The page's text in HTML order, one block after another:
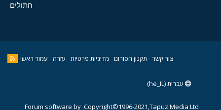
חתולים
צור קשר תקנון הפורום מדיניות פרטיות עזרה עמוד ראשי
עברית (he_IL)
Copyright©1996-2021,Tapuz Media Ltd.
Forum software by